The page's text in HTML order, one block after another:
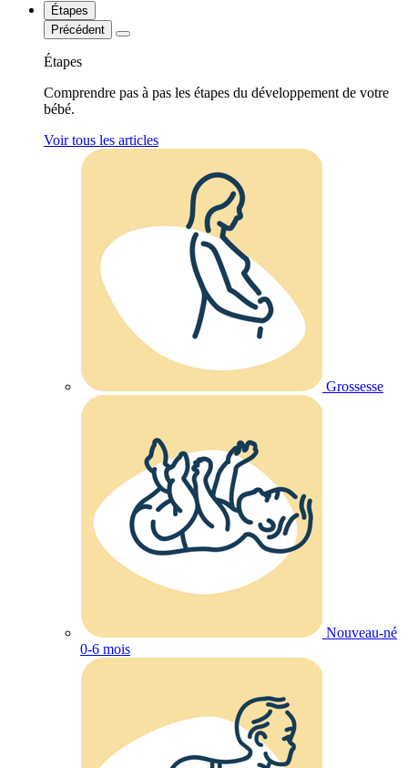
Étapes
Précédent
Étapes
Comprendre pas à pas les étapes du développement de votre
bébé.
Voir tous les articles
Grossesse
Nouveau-né
0-6 mois